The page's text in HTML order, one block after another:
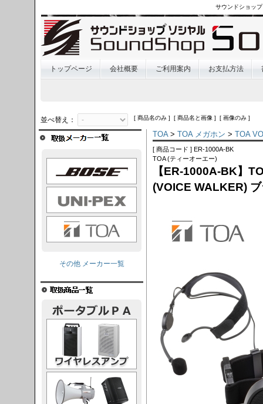
サウンドショッ
トップページ 会社概要 ご利用案内 お支払方法
並べ替え： [ 商品名のみ ] [ 商品名と画像 ] [ 画像のみ ]
TOA> TOA メガホン > TOA
[ 商品コード ] ER-1000A-BK
TOA (ティーオーエー)
【ER-1000A-BK】
(VOICE WALKER)
その他 メーカー一覧